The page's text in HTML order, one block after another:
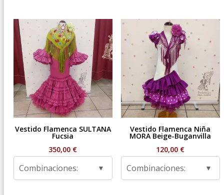
Vestido Flamenca SULTANA
Fucsia
350,00 €
Combinaciones:
Vestido Flamenca Niña
MORA Beige-Buganvilla
120,00 €
Combinaciones: